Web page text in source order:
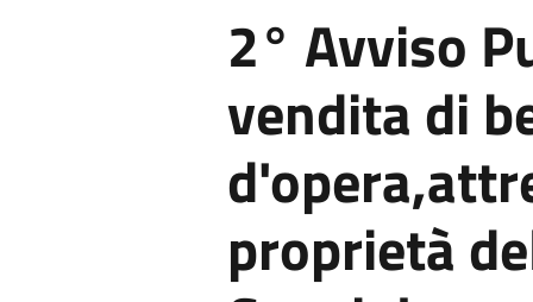
2° Avviso
vendita di
proprietà